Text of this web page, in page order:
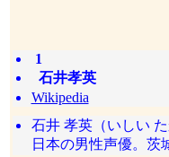
1
石井孝英
Wikipedia
石井 孝英（いしい た
日本の男性声優。茨